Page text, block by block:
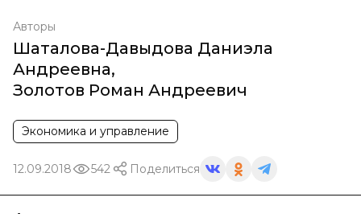
Авторы
Шаталова-Давыдова Даниэла
Андреевна,
Золотов Роман Андреевич
Экономика и управление
12.09.2018 542 Поделиться